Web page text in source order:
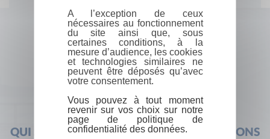
QUI SOMMES-NOUS ? FOIRE AUX QUESTIONS
A l’exception de ceux
nécessaires au fonctionnement
du site ainsi que, sous
certaines conditions, à la
mesure d’audience, les cookies
et technologies similaires ne
peuvent être déposés qu’avec
votre consentement.
Vous pouvez à tout moment
revenir sur vos choix sur notre
page de politique de
confidentialité des données.